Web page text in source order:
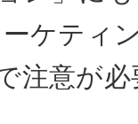
ケティ
注意が